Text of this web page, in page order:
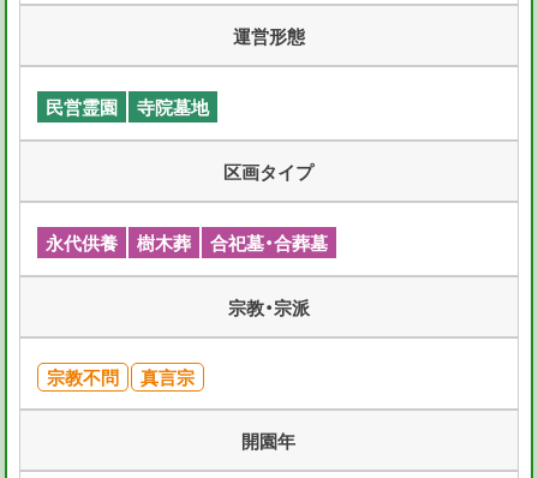
運営形態
民営霊園 寺院墓地
区画タイプ
永代供養 樹木葬 合祀墓・合葬墓
宗教・宗派
宗教不問 真言宗
開園年